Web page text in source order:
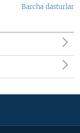
Barcha dasturlar